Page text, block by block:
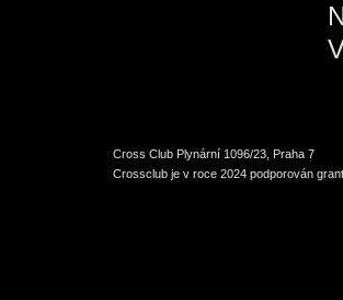
Cross Club Plynární 1096/23, Praha 7
Crossclub je v roce 2024 podporován